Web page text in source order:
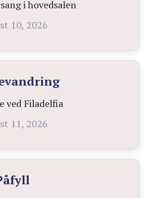
i hovedsalen
10, 2026
ved Filadelfia
11, 2026